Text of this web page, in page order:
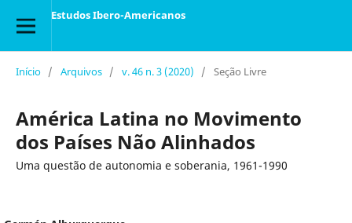
Estudos Ibero-Americanos
Início / Arquivos / v. 46 n. 3 (2020) / Seção Livre
América Latina no Movimento
dos Países Não Alinhados
Uma questão de autonomia e soberania, 1961-1990